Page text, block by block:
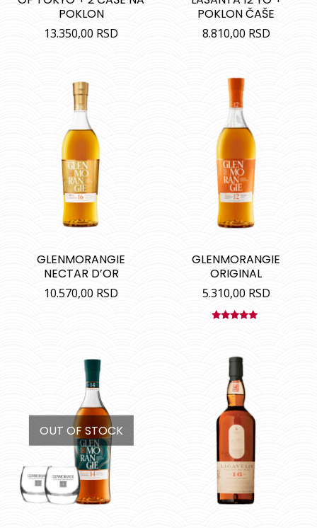
POKLON
13.350,00 RSD
POKLON ČAŠE
8.810,00 RSD
GLENMORANGIE
NECTAR D’OR
10.570,00 RSD
GLENMORANGIE
ORIGINAL
5.310,00 RSD
OUT OF STOCK